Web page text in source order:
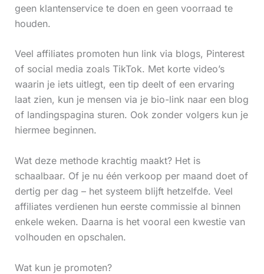
geen klantenservice te doen en geen voorraad te
houden.
Veel affiliates promoten hun link via blogs, Pinterest
of social media zoals TikTok. Met korte video’s
waarin je iets uitlegt, een tip deelt of een ervaring
laat zien, kun je mensen via je bio-link naar een blog
of landingspagina sturen. Ook zonder volgers kun je
hiermee beginnen.
Wat deze methode krachtig maakt? Het is
schaalbaar. Of je nu één verkoop per maand doet of
dertig per dag – het systeem blijft hetzelfde. Veel
affiliates verdienen hun eerste commissie al binnen
enkele weken. Daarna is het vooral een kwestie van
volhouden en opschalen.
Wat kun je promoten?